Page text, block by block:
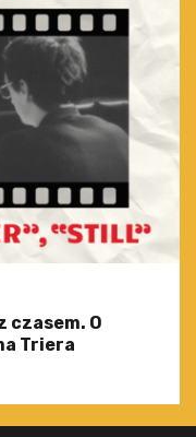
czasem. O
Triera